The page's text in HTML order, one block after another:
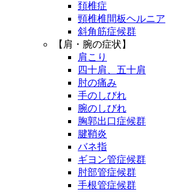
頚椎症
頸椎椎間板ヘルニア
斜角筋症候群
【肩・腕の症状】
肩こり
四十肩、五十肩
肘の痛み
手のしびれ
腕のしびれ
胸郭出口症候群
腱鞘炎
バネ指
ギヨン管症候群
肘部管症候群
手根管症候群